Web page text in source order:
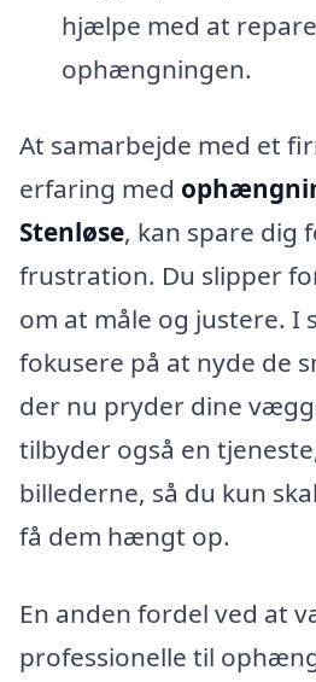
hjælpe med at
ophængningen.
At samarbejde med et
erfaring med
Stenløse, kan spare dig
frustration. Du slipper
om at måle og justere. I
fokusere på at nyde de
der nu pryder dine
tilbyder også en
billederne, så du kun
få dem hængt op.
En anden fordel ved at
professionelle til